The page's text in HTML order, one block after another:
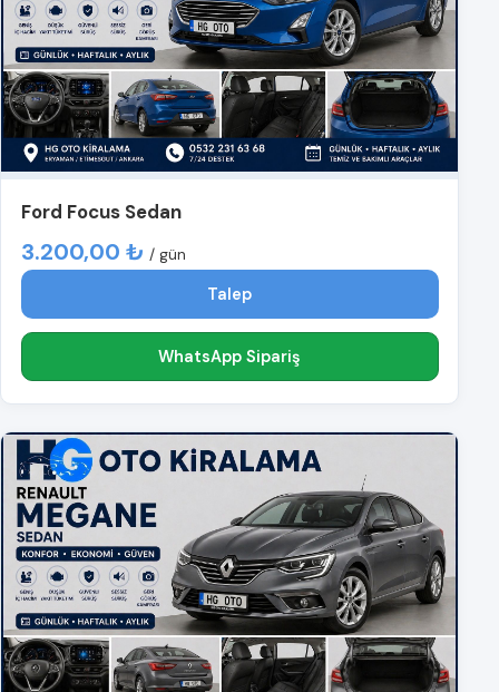
Ford Focus Sedan
3.200,00 ₺ / gün
Talep
WhatsApp Sipariş